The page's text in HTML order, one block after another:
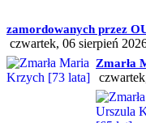
zamordowanych przez
czwartek, 06 sierpień
Zmarła